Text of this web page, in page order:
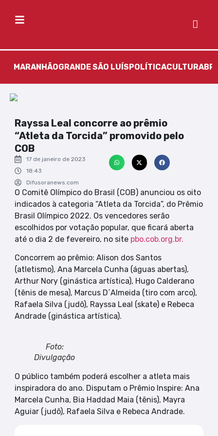
MARANHÃOGRANDE SÃO LUÍSPOLÍTICACULTURA
Rayssa Leal concorre ao prêmio
“Atleta da Torcida” promovido pelo
COB
17 de janeiro de 2023
18:43
Difusoranews.com
O Comitê Olímpico do Brasil (COB) anunciou os oito
indicados à categoria “Atleta da Torcida”, do Prêmio
Brasil Olímpico 2022. Os vencedores serão
escolhidos por votação popular, que ficará aberta
até o dia 2 de fevereiro, no site pbo.cob.org.br.
Concorrem ao prêmio: Alison dos Santos
(atletismo), Ana Marcela Cunha (águas abertas),
Arthur Nory (ginástica artística), Hugo Calderano
(tênis de mesa), Marcus D´Almeida (tiro com arco),
Rafaela Silva (judô), Rayssa Leal (skate) e Rebeca
Andrade (ginástica artística).
Foto:
Divulgação
O público também poderá escolher a atleta mais
inspiradora do ano. Disputam o Prêmio Inspire: Ana
Marcela Cunha, Bia Haddad Maia (tênis), Mayra
Aguiar (judô), Rafaela Silva e Rebeca Andrade.